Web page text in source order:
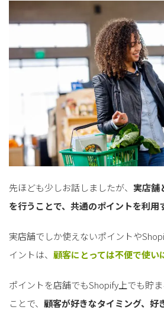
先ほども少しお話しましたが、 実店
を行うことで、共通のポイントを利用
実店舗でしか使えないポイントや
イントは、 顧客にとっては不便で使い
ポイントを店舗でもShopify上でも貯
ことで、 顧客が好きなタイミング、好